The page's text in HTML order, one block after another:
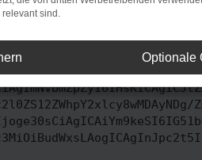
kontaktiere uns bitte. Wir
relevant sind.
Optionale